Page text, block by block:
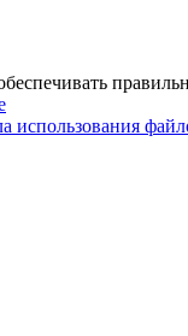
использования